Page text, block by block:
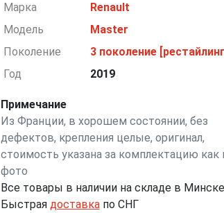
Марка
Renault
Модель
Master
Поколение
3 поколение
Год
2019
Примечание
Из Франции, в хорошем состоянии, без
дефектов, крепления целые, оригинал,
стоимость указана за комплектацию как
фото
Все товары в наличии на складе в Минске
Быстрая доставкапо СНГ